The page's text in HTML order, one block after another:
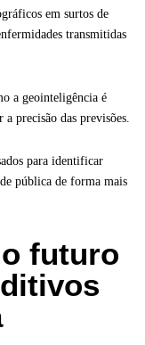
em surtos de
transmitidas
a geointeligência é
precisão das previsões.
para identificar
pública de forma mais
futuro